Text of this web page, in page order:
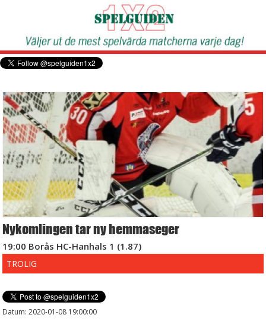
Nykomlingen tar ny hemmaseger
19:00 Borås HC-Hanhals 1 (1.87)
TROLIG
Datum: 2020-01-08 19:00:00